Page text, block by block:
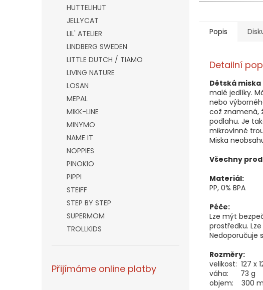
HUTTELIHUT
JELLYCAT
LIL' ATELIER
LINDBERG SWEDEN
LITTLE DUTCH / TIAMO
LIVING NATURE
LOSAN
MEPAL
MIKK-LINE
MINYMO
NAME IT
NOPPIES
PINOKIO
PIPPI
STEIFF
STEP BY STEP
SUPERMOM
TROLLKIDS
Přijímáme online platby
Popis
Detailní
Dětská miska
malé jedlíky.
nebo
což znamená,
podlahu. Je
mikrovlnné
Miska
Všechny
Materiál:
PP, 0% BPA
Péče:
Lze mýt
prostředku.
Nedoporučuje
Rozměry:
velikost: 127 x
váha: 73 g
objem: 300